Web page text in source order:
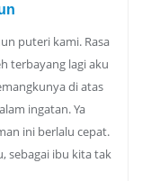
puteri kami. Rasa
terbayang lagi aku
di atas
ingatan. Ya
ini berlalu cepat.
sebagai ibu kita tak